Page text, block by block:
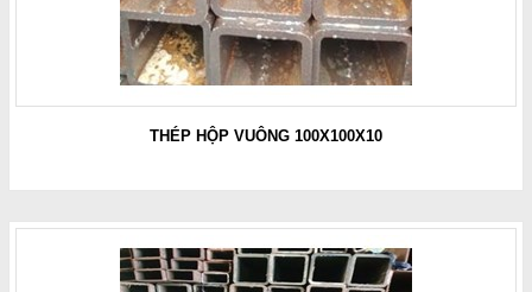
THÉP HỘP VUÔNG 100X100X10